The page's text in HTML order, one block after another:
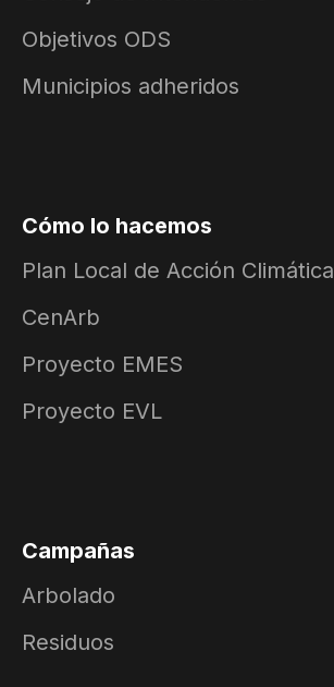
Objetivos ODS
Municipios adheridos
Cómo lo hacemos
Plan Local de Acción Climática
CenArb
Proyecto EMES
Proyecto EVL
Campañas
Arbolado
Residuos